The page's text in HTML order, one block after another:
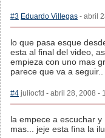
#3 Eduardo Villegas - abril
lo que pasa esque
esta al final del video,
empieza con uno mas
parece que va a
#4 juliocfd - abril 28, 2008 -
la empece a escuchar
mas... jeje esta fina la